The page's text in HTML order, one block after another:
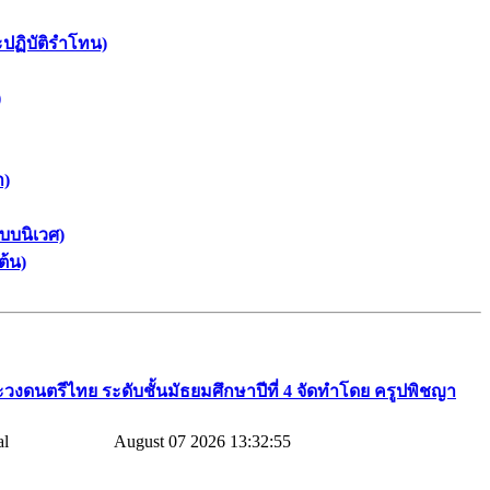
ฏิบัติรำโทน)
)
บนิเวศ)
น)
วงดนตรีไทย​ ระดับชั้นมัธยมศึกษาปีที่​ 4​ จัดทำโดย​ ครูปพิชญา​
August 07 2026 13:32:55